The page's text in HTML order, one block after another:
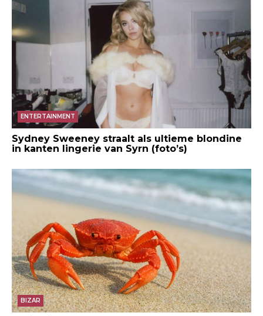
ENTERTAINMENT
Sydney Sweeney straalt als ultieme blondine
in kanten lingerie van Syrn (foto’s)
BIZAR